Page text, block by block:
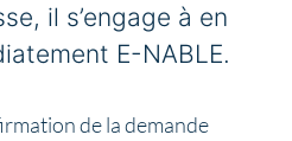
il s’engage à en
E-NABLE.
de la demande